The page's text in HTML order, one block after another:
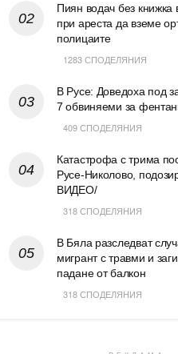
Пиян водач без книжка
при ареста да вземе
полицаите
1283 СПОДЕЛЯНИЯ
В Русе: Доведоха под
7 обвиняеми за
409 СПОДЕЛЯНИЯ
Катастрофа с трима
Русе-Николово,
ВИДЕО/
318 СПОДЕЛЯНИЯ
В Бяла разследват
мигрант с травми и
падане от балкон
318 СПОДЕЛЯНИЯ